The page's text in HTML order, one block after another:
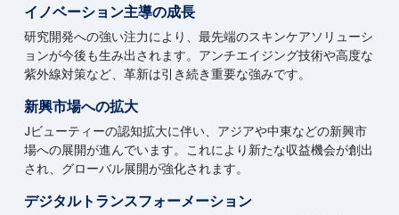
イノベーション主導の成長
研究開発への強い注力により、最先端のスキンケアソリューシ
ョンが今後も生み出されます。アンチエイジング技術や高度な
紫外線対策など、革新は引き続き重要な強みです。
新興市場への拡大
Jビューティーの認知拡大に伴い、アジアや中東などの新興市
場への展開が進んでいます。これにより新たな収益機会が創出
され、グローバル展開が強化されます。
デジタルトランスフォーメーション